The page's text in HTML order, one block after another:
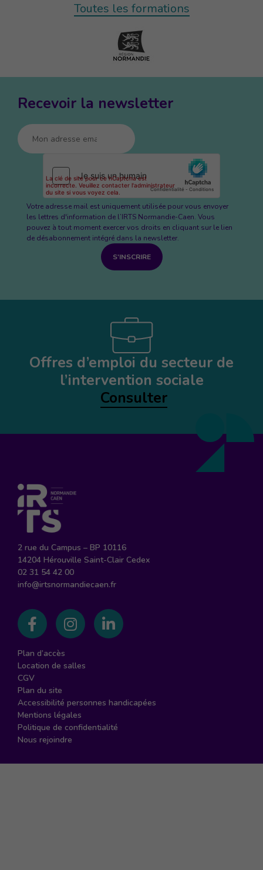
Toutes les formations
Recevoir la newsletter
Votre adresse mail est uniquement utilisée pour vous envoyer
les lettres d'information de l’IRTS Normandie-Caen. Vous
pouvez à tout moment exercer vos droits en cliquant sur le lien
de désabonnement intégré dans la newsletter.
S'INSCRIRE
Offres d’emploi du secteur de
l’intervention sociale
Consulter
2 rue du Campus – BP 10116
14204 Hérouville Saint-Clair Cedex
02 31 54 42 00
info@irtsnormandiecaen.fr
Suivez-nous sur Facebook
Suivez-nous sur Instagram
Suivez-nous sur
Plan d’accès
Location de salles
CGV
Plan du site
Accessibilité personnes handicapées
Mentions légales
Politique de confidentialité
Nous rejoindre